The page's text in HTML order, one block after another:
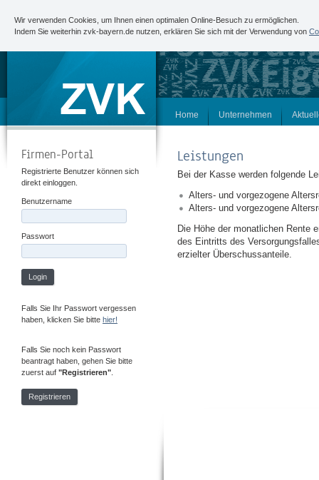
Firmen-Portal
Registrierte Benutzer können sich
direkt einloggen.
Benutzername
Passwort
Login
Falls Sie Ihr Passwort vergessen
haben, klicken Sie bitte hier!
Falls Sie noch kein Passwort
beantragt haben, gehen Sie bitte
zuerst auf "Registrieren"
Registrieren
Home Unternehmen
Leistungen
Bei der Kasse werden folgende
Alters- und vorgezogene
Alters- und vorgezogene
Die Höhe der monatlichen Rente
des Eintritts des
erzielter Überschussanteile.
Wir verwenden Cookies, um Ihnen einen optimalen Online-Besuch zu ermöglichen.
Indem Sie weiterhin zvk-bayern.de nutzen, erklären Sie sich mit der Verwendung von